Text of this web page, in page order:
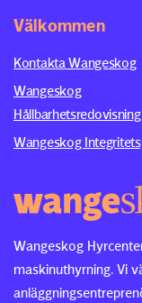
Wangeskog
maskinuthyrning. Vi
Välkommen
Kontakta Wangeskog
Wangeskog
Wangeskog